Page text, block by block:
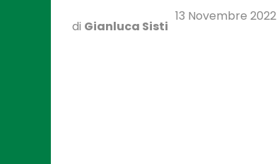
di Gianluca Sisti
13 Novembre 2022